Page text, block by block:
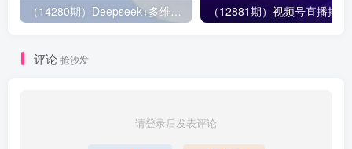
（14280期）Deepseek+多维表格，银行营销新利器，深度解析应用策略，提升营销效果
评论 抢沙发
请登录后发表评论